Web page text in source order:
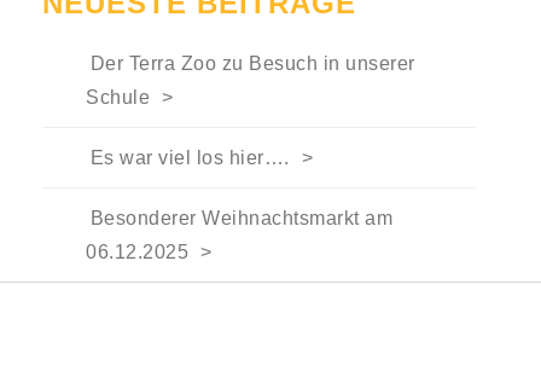
Der Terra Zoo zu Besuch in unserer
Schule
Es war viel los hier….
Besonderer Weihnachtsmarkt am
06.12.2025